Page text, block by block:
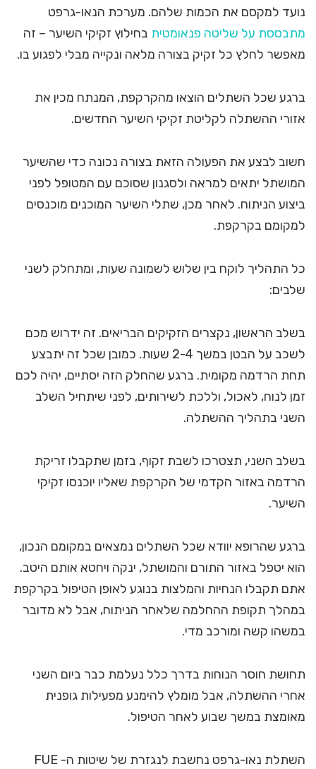
נועד למקסם את הכמות שלהם. מערכת הנאו-גרפט
מתבססת על שליטה פנאומטית בחילוץ זקיקי השיער – זה
מאפשר לחלץ כל זקיק בצורה מלאה ונקייה מבלי לפגוע בו.
ברגע שכל השתלים הוצאו מהקרקפת, המנתח מכין את
אזורי ההשתלה לקליטת זקיקי השיער החדשים.
חשוב לבצע את הפעולה הזאת בצורה נכונה כדי שהשיער
המושתל יתאים למראה ולסגנון שסוכם עם המטופל לפני
ביצוע הניתוח. לאחר מכן, שתלי השיער המוכנים מוכנסים
למקומם בקרקפת.
כל התהליך לוקח בין שלוש לשמונה שעות, ומתחלק לשני
שלבים:
בשלב הראשון, נקצרים הזקיקים הבריאים. זה ידרוש מכם
לשכב על הבטן במשך 2-4 שעות. כמובן שכל זה יתבצע
תחת הרדמה מקומית. ברגע שהחלק הזה יסתיים, יהיה לכם
זמן לנוח, לאכול, וללכת לשירותים, לפני שיתחיל השלב
השני בתהליך ההשתלה.
בשלב השני, תצטרכו לשבת זקוף, בזמן שתקבלו זריקת
הרדמה באזור הקדמי של הקרקפת שאליו יוכנסו זקיקי
השיער.
ברגע שהרופא יוודא שכל השתלים נמצאים במקומם הנכון,
הוא יטפל באזור התורם והמושתל, ינקה ויחטא אותם היטב.
אתם תקבלו הנחיות והמלצות בנוגע לאופן הטיפול בקרקפת
במהלך תקופת ההחלמה שלאחר הניתוח, אבל לא מדובר
במשהו קשה ומורכב מדי.
תחושת חוסר הנוחות בדרך כלל נעלמת כבר ביום השני
אחרי ההשתלה, אבל מומלץ להימנע מפעילות גופנית
מאומצת במשך שבוע לאחר הטיפול.
השתלת נאו-גרפט נחשבת לנגזרת של שיטות ה- FUE